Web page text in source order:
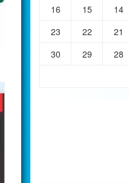
14
15
16
21
22
23
28
29
30